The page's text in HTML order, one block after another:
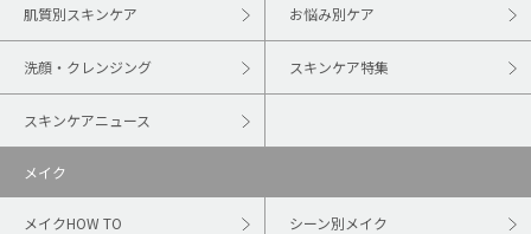
肌質別スキンケア お悩み別ケア
洗顔・クレンジング スキンケア特集
スキンケアニュース
メイク
メイクHOW TO シーン別メイク